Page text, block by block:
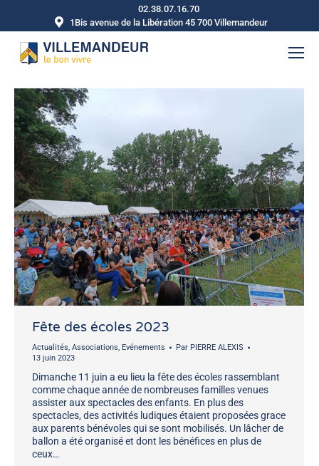
02.38.07.16.70
1Bis avenue de la Libération 45 700 Villemandeur
Fête des écoles 2023
Actualités, Associations, Evénements Par PIERRE ALEXIS
13 juin 2023
Dimanche 11 juin a eu lieu la fête des écoles rassemblant
comme chaque année de nombreuses familles venues
assister aux spectacles des enfants. En plus des
spectacles, des activités ludiques étaient proposées grace
aux parents bénévoles qui se sont mobilisés. Un lâcher de
ballon a été organisé et dont les bénéfices en plus de
ceux…